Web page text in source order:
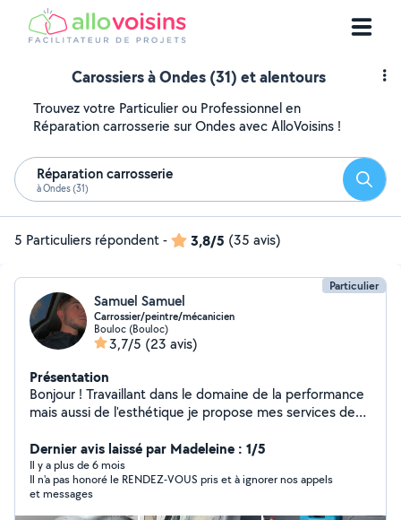
Carossiers à Ondes (31) et alentours
Trouvez votre Particulier ou Professionnel en
Réparation carrosserie sur Ondes avec AlloVoisins !
Réparation carrosserie
à Ondes (31)
5 Particuliers répondent- 3,8/5 (35 avis)
Particulier
Samuel Samuel
Carrossier/peintre/mécanicien
Bouloc (Bouloc)
3,7/5 (23 avis)
Présentation
Bonjour ! Travaillant dans le domaine de la performance
mais aussi de l'esthétique je propose mes services de
réparation ou embellissement de votre véhicule Ancien
ou moderne Reprogramation moteur ( auto, moto,
utilitaire, agricole, bateau, camion ) Optimiser
l'électronique du véhicule pour un meilleur agréablement
Dernier avis laissé par Madeleine : 1/5
Il y a plus de 6 mois
Il n'a pas honoré le RENDEZ-VOUS pris et à ignorer nos appels
et messages